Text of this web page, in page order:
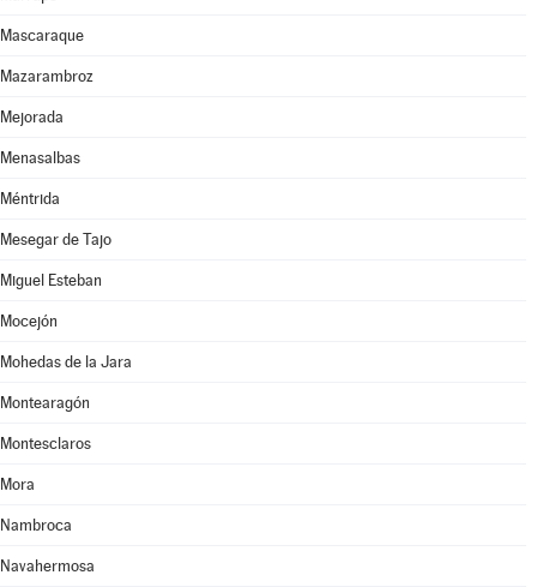
Mascaraque
Mazarambroz
Mejorada
Menasalbas
Méntrida
Mesegar de Tajo
Miguel Esteban
Mocejón
Mohedas de la Jara
Montearagón
Montesclaros
Mora
Nambroca
Navahermosa